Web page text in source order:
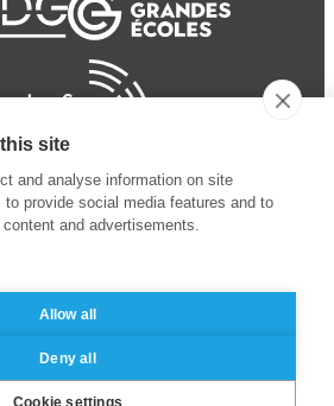
Mentions légales
des données personnelles
site
and analyse information on site
to provide social media features and to
and advertisements.
Allow all
Deny all
Cookie settings